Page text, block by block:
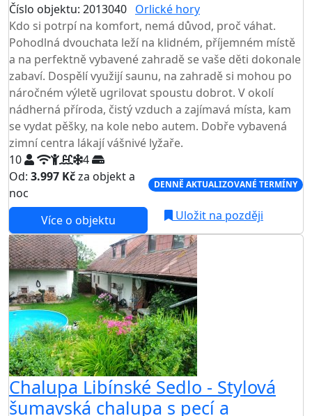
Číslo objektu: 2013040 Orlické hory
Kdo si potrpí na komfort, nemá důvod, proč váhat.
Pohodlná dvouchata leží na klidném, příjemném místě
a na perfektně vybavené zahradě se vaše děti dokonale
zabaví. Dospělí využijí saunu, na zahradě si mohou po
náročném výletě ugrilovat spoustu dobrot. V okolí
nádherná příroda, čistý vzduch a zajímavá místa, kam
se vydat pěšky, na kole nebo autem. Dobře vybavená
zimní centra lákají vášnivé lyžaře.
10
4
Od: 3.997 Kčza objekt a
noc
DENNĚ AKTUALIZOVANÉ TERMÍNY
Více o objektu
Uložit na později
Chalupa Libínské Sedlo - Stylová
šumavská chalupa s pecí a